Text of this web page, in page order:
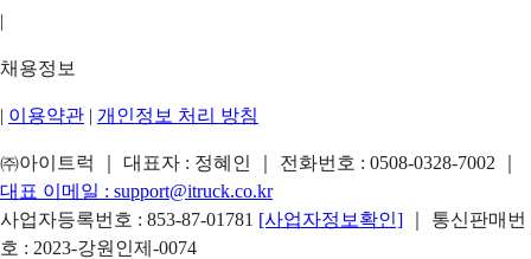
|
채용정보
| 이용약관 | 개인정보 처리 방침
㈜아이트럭 ｜ 대표자 : 정혜인 ｜ 전화번호 : 0508-0328-7002
대표 이메일 : support@itruck.co.kr
사업자등록번호 : 853-87-01781 [사업자정보확인]
｜ 통신판매번
호 : 2023-강원인제-0074